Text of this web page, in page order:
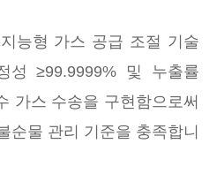
능형 가스 공급 조절 기술
성 ≥99.9999% 및 누출률
가스 수송을 구현함으로써
순물 관리 기준을 충족합니